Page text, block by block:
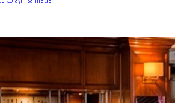
Gabbro Dream Theatre